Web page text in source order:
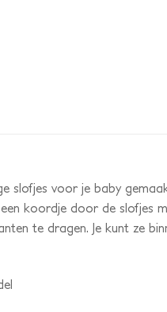
slofjes voor je baby
koordje door de slofjes
te dragen. Je kunt ze